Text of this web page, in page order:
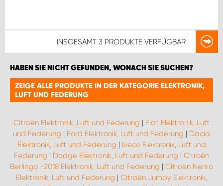
INSGESAMT 3 PRODUKTE VERFÜGBAR
HABEN SIE NICHT GEFUNDEN, WONACH SIE SUCHEN?
ZEIGE ALLE PRODUKTE IN DER KATEGORIE ELEKTRONIK,
LUFT UND FEDERUNG
Citroën Elektronik, Luft und Federung | Fiat Elektronik, Luft
und Federung | Ford Elektronik, Luft und Federung | Dacia
Elektronik, Luft und Federung | Iveco Elektronik, Luft und
Federung | Dodge Elektronik, Luft und Federung | Citroën
Berlingo -2018 Elektronik, Luft und Federung | Citroën Nemo
Elektronik, Luft und Federung | Citroën Jumpy Elektronik,